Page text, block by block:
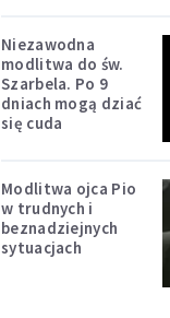
Niezawodna
modlitwa do św.
Szarbela. Po 9
dniach mogą dziać
się cuda
Modlitwa ojca Pio
w trudnych i
beznadziejnych
sytuacjach